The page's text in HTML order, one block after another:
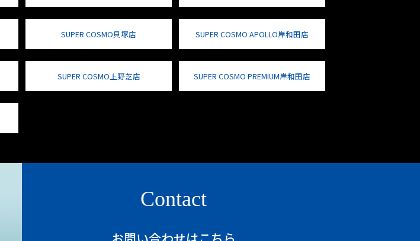
SUPER COSMO貝塚店 SUPER COSMO APOLLO岸和田店
SUPER COSMO上野芝店 SUPER COSMO PREMIUM岸和田店
Contact